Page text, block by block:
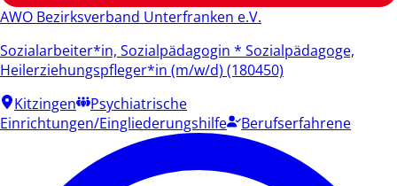
AWO Bezirksverband Unterfranken e.V.
Sozialarbeiter*in, Sozialpädagogin * Sozialpädagoge,
Heilerziehungspfleger*in (m/w/d) (180450)
Kitzingen
Psychiatrische
Einrichtungen/Eingliederungshilfe
Berufserfahrene